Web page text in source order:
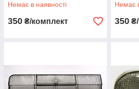
Немає в наявності
350 ₴/комплект
Немає
350